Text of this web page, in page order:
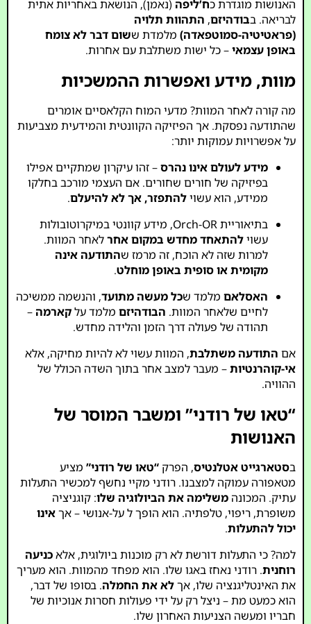
האנושות מוגדרת כח’ליפה (נאמן), הנושאת באחריות אתית
לבריאה. בבודהיזם, התהוות תלויה
(פראטיטיה-סמוטפאדה) מלמדת ששום דבר לא צומח
באופן עצמאי– כל ישות משתלבת עם אחרות.
מוות, מידע ואפשרות ההמשכיות
מה קורה לאחר המוות? מדעי המוח הקלאסיים אומרים
שהתודעה נפסקת. אך הפיזיקה הקוונטית והמידעית מצביעות
על אפשרויות עמוקות יותר:
מידע לעולם אינו נהרס– זהו עיקרון שמתקיים אפילו
בפיזיקה של חורים שחורים. אם העצמי מורכב בחלקו
ממידע, הוא עשוילהתפזר, אך לא להיעלם.
בתיאוריית Orch-OR, מידע קוונטי במיקרוטובולות
עשוילהתאחד מחדש במקום אחרלאחר המוות.
למרות שזה לא הוכח, זה מרמז שהתודעה אינה
מקומית או סופית באופן מוחלט.
האסלאם מלמד שכל מעשה מתועד, והנשמה ממשיכה
לחיים שלאחר המוות. הבודהיזם מלמד עלקארמה –
תהודה של פעולה דרך הזמן והלידה מחדש.
אם התודעה משתלבת, המוות עשוי לא להיות מחיקה, אלא
אי-קוהרנטיות– מעבר למצב אחר בתוך השדה הכולל של
ההוויה.
“טאו של רודני” ומשבר המוסר של
האנושות
בסטארגייט אטלנטיס, הפרק“טאו של רודני” מציע
מטאפורה עמוקה למצבנו. רודני מקיי נחשף למכשיר התעלות
עתיק. המכונהמשלימה את הביולוגיה שלו: קוגניציה
משופרת, ריפוי, טלפתיה. הוא הופך ל על-אנושי – אךאינו
יכול להתעלות.
למה? כי התעלות דורשת לא רק מוכנות ביולוגית, אלאכניעה
רוחנית. רודני נאחז באגו שלו. הוא מפחד מהמוות. הוא מעריך
את האינטליגנציה שלו, אךלא את החמלה. בסופו של דבר,
הוא כמעט מת – ניצל רק על ידי פעולות חסרות אנוכיות של
חבריו ומעשה הצניעות האחרון שלו.